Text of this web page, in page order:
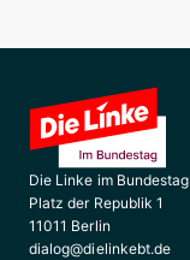
Die Linke im Bundestag
Platz der Republik 1
11011 Berlin
dialog@dielinkebt.de